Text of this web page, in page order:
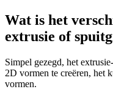
Wat is het
extrusie of
Simpel gezegd, het
2D vormen te creëren, het
vormen.